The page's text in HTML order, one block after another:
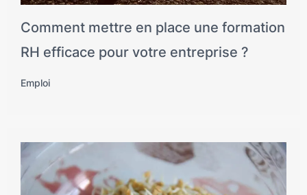
Comment mettre en place une formation
RH efficace pour votre entreprise ?
Emploi